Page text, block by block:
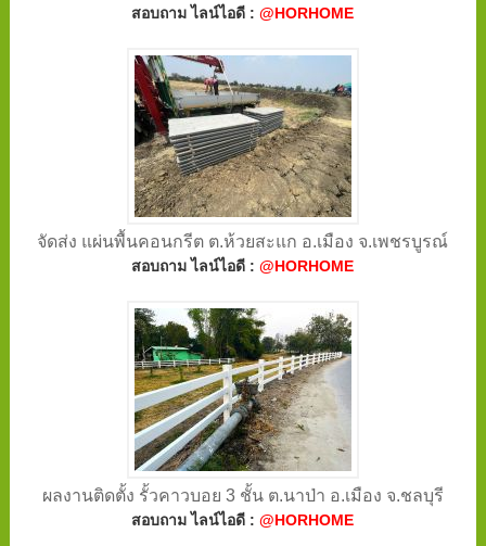
สอบถาม ไลน์ไอดี :@HORHOME
จัดส่ง แผ่นพื้นคอนกรีต ต.ห้วยสะแก อ.เมือง จ.เพชรบูรณ์
สอบถาม ไลน์ไอดี :@HORHOME
ผลงานติดตั้ง รั้วคาวบอย 3 ชั้น ต.นาป่า อ.เมือง จ.ชลบุรี
สอบถาม ไลน์ไอดี :@HORHOME